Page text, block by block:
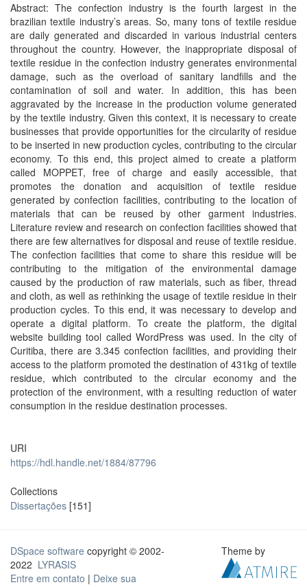
Abstract: The confection industry is the fourth largest in the
brazilian textile industry’s areas. So, many tons of textile residue
are daily generated and discarded in various industrial centers
throughout the country. However, the inappropriate disposal of
textile residue in the confection industry generates environmental
damage, such as the overload of sanitary landfills and the
contamination of soil and water. In addition, this has been
aggravated by the increase in the production volume generated
by the textile industry. Given this context, it is necessary to create
businesses that provide opportunities for the circularity of residue
to be inserted in new production cycles, contributing to the circular
economy. To this end, this project aimed to create a platform
called MOPPET, free of charge and easily accessible, that
promotes the donation and acquisition of textile residue
generated by confection facilities, contributing to the location of
materials that can be reused by other garment industries.
Literature review and research on confection facilities showed that
there are few alternatives for disposal and reuse of textile residue.
The confection facilities that come to share this residue will be
contributing to the mitigation of the environmental damage
caused by the production of raw materials, such as fiber, thread
and cloth, as well as rethinking the usage of textile residue in their
production cycles. To this end, it was necessary to develop and
operate a digital platform. To create the platform, the digital
website building tool called WordPress was used. In the city of
Curitiba, there are 3.345 confection facilities, and providing their
access to the platform promoted the destination of 431kg of textile
residue, which contributed to the circular economy and the
protection of the environment, with a resulting reduction of water
consumption in the residue destination processes.
URI
https://hdl.handle.net/1884/87796
Collections
Dissertações [151]
DSpace software copyright © 2002-
2022 LYRASIS
Entre em contato | Deixe sua
Theme by